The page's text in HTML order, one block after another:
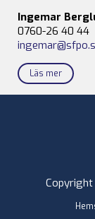
Ingemar
0760-26 40 44
Läs mer